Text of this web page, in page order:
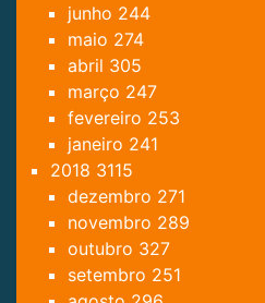
junho 244
maio 274
abril 305
março 247
fevereiro 253
janeiro 241
2018 3115
dezembro 271
novembro 289
outubro 327
setembro 251